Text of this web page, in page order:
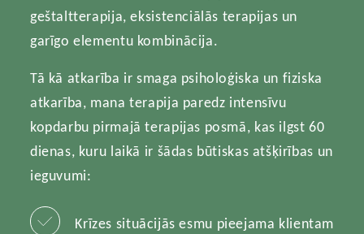
geštaltterapija, eksistenciālās terapijas un
garīgo elementu kombinācija.
Tā kā atkarība ir smaga psiholoģiska un fiziska
atkarība, mana terapija paredz intensīvu
kopdarbu pirmajā terapijas posmā, kas ilgst 60
dienas, kuru laikā ir šādas būtiskas atšķirības un
ieguvumi:
Krīzes situācijās esmu pieejama klientam